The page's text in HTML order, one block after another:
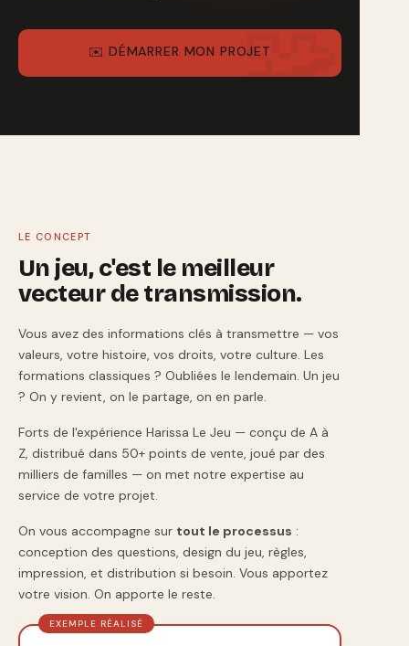
✉️ DÉMARRER MON PROJET
LE CONCEPT
Un jeu, c'est le meilleur
vecteur de transmission.
Vous avez des informations clés à transmettre — vos
valeurs, votre histoire, vos droits, votre culture. Les
formations classiques ? Oubliées le lendemain. Un jeu
? On y revient, on le partage, on en parle.
Forts de l'expérience Harissa Le Jeu — conçu de A à
Z, distribué dans 50+ points de vente, joué par des
milliers de familles — on met notre expertise au
service de votre projet.
On vous accompagne sur tout le processus :
conception des questions, design du jeu, règles,
impression, et distribution si besoin. Vous apportez
votre vision. On apporte le reste.
EXEMPLE RÉALISÉ